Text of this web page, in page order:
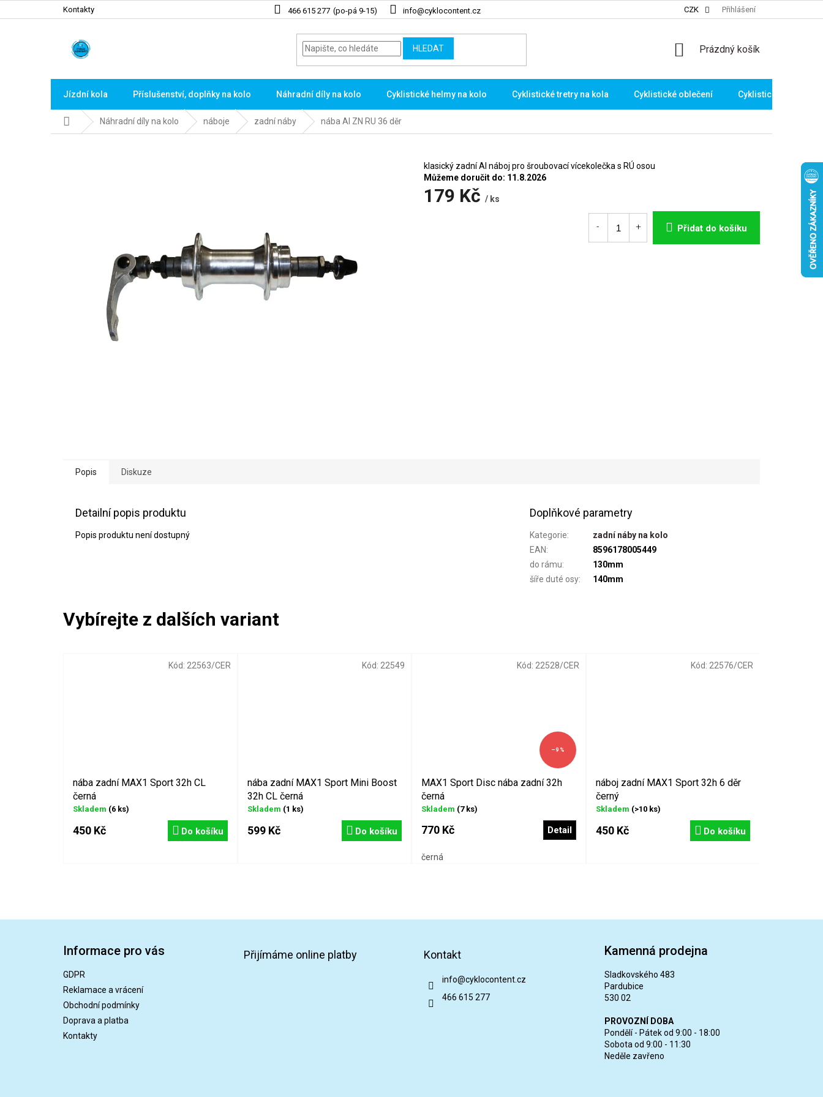
na
466 615 277 info@cyklocontent.cz
Kontakty CZK Přihlášení
HLEDAT
NÁKUPNÍ
Prázdný košík
Jízdní kola Příslušenství, doplňky na kolo Náhradní díly na kolo Cyklistické helmy na kolo Cyklistické tretry na kola Cyklistické oblečení Cyklistické brýle
Domů Náhradní díly na kolo náboje zadní náby nába Al ZN RU 36 děr
179 Kč / ks
Můžeme doručit do: 11.8.2026
Přidat do košíku
klasický zadní Al náboj pro šroubovací vícekolečka s RÚ osou
Popis Diskuze
Detailní popis produktu
Popis produktu není dostupný
Doplňkové parametry
Kategorie:
zadní náby na kolo
EAN:
8596178005449
do rámu:
130mm
šíře duté osy: 140mm
nába zadní MAX1 Sport 32h CL
černá
Skladem (6 ks)
450 Kč Do košíku
Kód: 22563/CER
nába zadní MAX1 Sport Mini Boost
32h CL černá
Skladem (1 ks)
599 Kč Do košíku
Kód: 22549
–9 %
MAX1 Sport Disc nába zadní 32h
černá
Skladem (7 ks)
770 Kč Detail
černá
Kód: 22528/CER
náboj zadní MAX1 Sport 32h 6 děr
černý
Skladem (>10 ks)
450 Kč Do košíku
Kód: 22576/CER
Informace pro vás
GDPR
Reklamace a vrácení
Obchodní podmínky
Doprava a platba
Kontakty
Přijímáme online platby Kontakt
info@cyklocontent.cz
466 615 277
Kamenná prodejna
Sladkovského 483
Pardubice
530 02
PROVOZNÍ DOBA
Pondělí - Pátek od 9:00 - 18:00
Sobota od 9:00 - 11:30
Neděle zavřeno